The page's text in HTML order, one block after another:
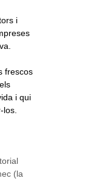
i
frescos
i qui
(la